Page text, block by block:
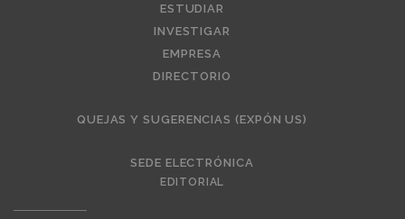
ESTUDIAR
INVESTIGAR
EMPRESA
DIRECTORIO
QUEJAS Y SUGERENCIAS (EXPÓN US)
SEDE ELECTRÓNICA
EDITORIAL